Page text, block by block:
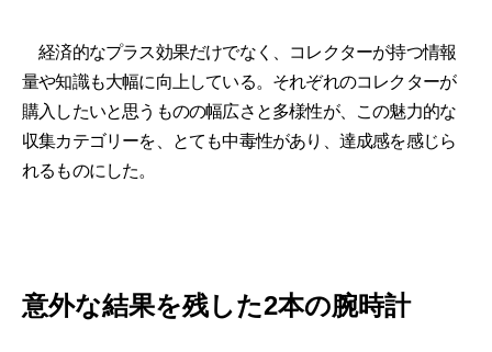
経済的なプラス効果だけでなく、コレクターが持つ情報
量や知識も大幅に向上している。それぞれのコレクターが
購入したいと思うものの幅広さと多様性が、この魅力的な
収集カテゴリーを、とても中毒性があり、達成感を感じら
れるものにした。
意外な結果を残した2本の腕時計